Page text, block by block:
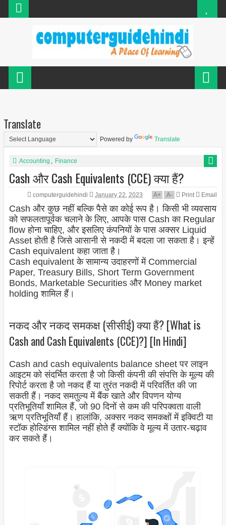
Translate
Powered by Translate
Accounting , Finance
Cash और Cash Equivalents (CCE) क्या हैं?
computerguidehindi January 22, 2023 A+ A- Print Email
Cash और कुछ नहीं बल्कि पैसे का कोई रूप है। किसी भी व्यवसाय
को सफलतापूर्वक चलाने के लिए, आपके पास Cash का Regular
flow होना चाहिए, और इसलिए कंपनियों के पास अक्सर Liquid
Asset होती है जिसे आसानी से नकदी में बदला जा सकता है। इन्हें
Cash equivalent कहा जाता है।
Cash equivalent के सामान्य उदाहरणों में Commercial
Paper, Treasury Bills, Short Term Government
Bonds, Marketable Securities और Money market
holding शामिल हैं।
नकद और नकद समकक्ष (सीसीई) क्या हैं? [What is
Cash and Cash Equivalents (CCE)?] [In Hindi]
Cash and cash equivalents balance sheet पर लाइन
आइटम को संदर्भित करता है जो किसी कंपनी की संपत्ति के मूल्य की
रिपोर्ट करता है जो नकद हैं या तुरंत नकदी में परिवर्तित की जा
सकती हैं। नकद समतुल्य में बैंक खाते और विपणन योग्य
प्रतिभूतियाँ शामिल हैं, जो 90 दिनों से कम की परिपक्वता वाली
ऋण प्रतिभूतियाँ हैं। हालांकि, अक्सर नकद समकक्षों में इक्विटी या
स्टॉक होल्डिंग्स शामिल नहीं होते हैं क्योंकि वे मूल्य में उतार-चढ़ाव
कर सकते हैं।